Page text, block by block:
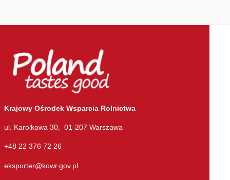
Krajowy Ośrodek Wsparcia Rolnictwa
ul. Karolkowa 30, 01-207 Warszawa
+48 22 376 72 26
eksporter@kowr.gov.pl